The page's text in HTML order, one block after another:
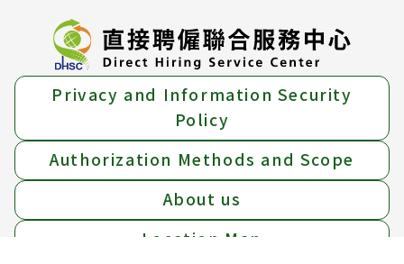
Privacy and Information Security
Policy
Authorization Methods and Scope
About us
Location Map